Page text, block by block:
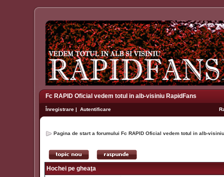
Fc RAPID Oficial vedem totul in alb-visiniu RapidFans
Înregistrare | Autentificare
Pagina de start a forumului Fc RAPID Oficial vedem totul in alb-
Hochei pe gheaţa